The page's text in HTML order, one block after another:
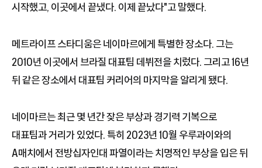
시작했고, 이곳에서 끝냈다. 이제 끝났다"고 말했다.
메트라이프 스타디움은 네이마르에게 특별한 장소다. 그는
2010년 이곳에서 브라질 대표팀 데뷔전을 치렀다. 그리고 16년
뒤 같은 장소에서 대표팀 커리어의 마지막을 알리게 됐다.
네이마르는 최근 몇 년간 잦은 부상과 경기력 기복으로
대표팀과 거리가 있었다. 특히 2023년 10월 우루과이와의
A매치에서 전방십자인대 파열이라는 치명적인 부상을 입은 뒤